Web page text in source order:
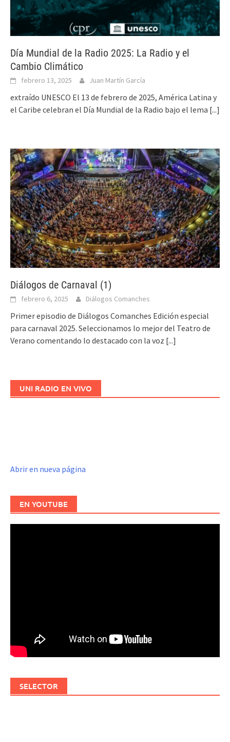
Día Mundial de la Radio 2025: La Radio y el
Cambio Climático
febrero 13, 2025 Juan Martín García
extraído UNESCO El 13 de febrero de 2025, América Latina y
el Caribe celebran el Día Mundial de la Radio bajo el lema [...]
Diálogos de Carnaval (1)
febrero 6, 2025 Diálogos Comanches
Primer episodio de Diálogos Comanches Edición especial
para carnaval 2025. Seleccionamos lo mejor del Teatro de
Verano comentando lo destacado con la voz [...]
UNI RADIO EN VIVO
Abrir en nueva página
EN YOUTUBE
SELECTOR